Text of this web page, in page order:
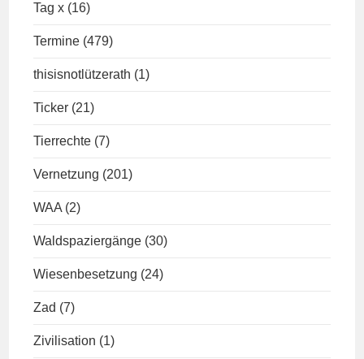
Tag x (16)
Termine (479)
thisisnotlützerath (1)
Ticker (21)
Tierrechte (7)
Vernetzung (201)
WAA (2)
Waldspaziergänge (30)
Wiesenbesetzung (24)
Zad (7)
Zivilisation (1)